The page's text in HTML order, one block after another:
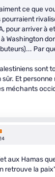
ce que
pourraient
pour arriver à
Washington
Par
sont
sûr. Et
méchants
aux Hamas
retrouve la